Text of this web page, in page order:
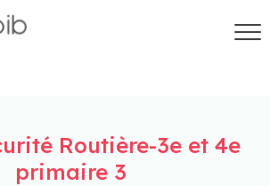
Routière-3e et 4e
primaire 3